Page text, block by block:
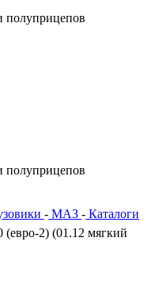
полуприцепов
полуприцепов
МАЗ
Каталоги
(евро-2) (01.12 мягкий